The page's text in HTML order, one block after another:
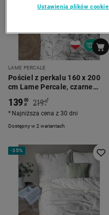
LAME PERCALE
Pościel z perkalu 160 x 200
cm Lame Percale, czarne
kwiaty, biała
Dostępny w 2 wariantach
139 00
zł 219 00
zł
*
Najniższa cena z 30 dni
-35%
Ustawienia plików cookie